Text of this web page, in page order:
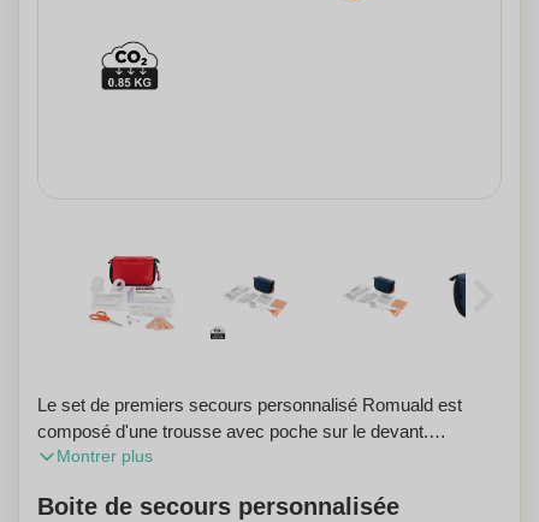
Le set de premiers secours personnalisé Romuald est
composé d'une trousse avec poche sur le devant.
Contient: pansements, lingettes désinfectantes, ciseaux,
13485:2003.
Montrer plus
Boite de secours personnalisée